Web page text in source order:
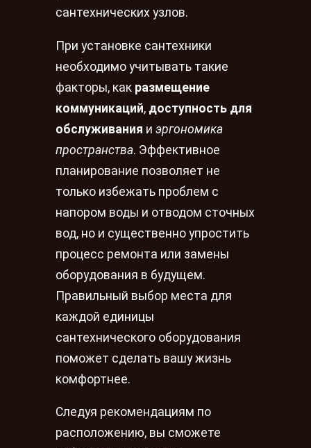
сантехнических узлов.
При установке сантехники
необходимо учитывать такие
факторы, как размещение
коммуникаций, доступность для
обслуживания и эргономика
пространства. Эффективное
планирование позволяет не
только избежать проблем с
напором воды и отводом сточных
вод, но и существенно упростить
процесс ремонта или замены
оборудования в будущем.
Правильный выбор места для
каждой единицы
сантехнического оборудования
поможет сделать вашу жизнь
комфортнее.
Следуя рекомендациям по
расположению, вы сможете